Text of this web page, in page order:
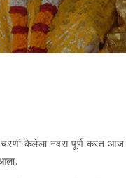
केलेला नवस पूर्ण करत आज